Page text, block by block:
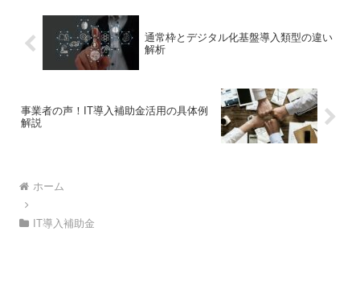
通常枠とデジタル化基盤導入類型の違い
解析
事業者の声！IT導入補助金活用の具体例
解説
ホーム
IT導入補助金